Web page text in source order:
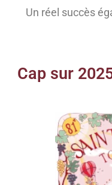
Un réel succès
Cap sur